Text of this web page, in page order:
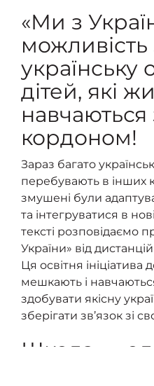
«Ми з
українську
дітей, які
навчаються
кордоном!
Зараз багато
перебувають в інших
змушені були
та інтегруватися в
тексті розповідаємо
України» від
Ця освітня
мешкають і
здобувати якісну
зберігати зв’язок зі
Школа —